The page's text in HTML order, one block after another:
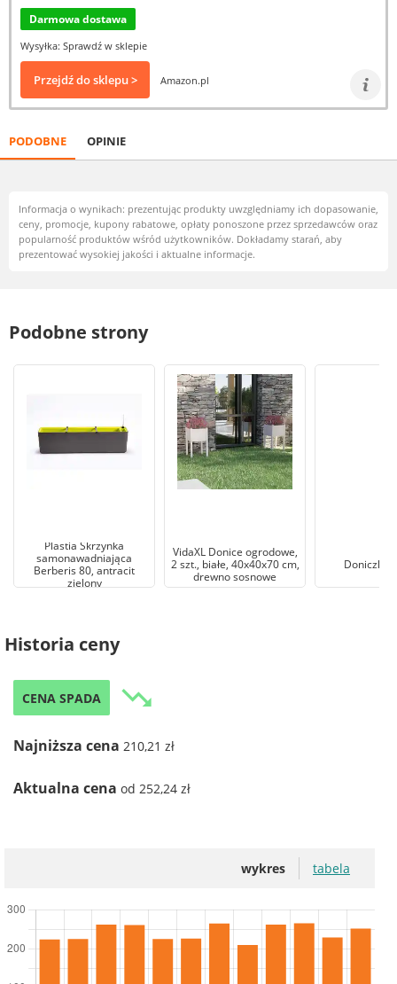
Darmowa dostawa
Wysyłka: Sprawdź w sklepie
Przejdź do sklepu > Amazon.pl
PODOBNE OPINIE
Informacja o wynikach: prezentując produkty uwzględniamy ich dopasowanie,
ceny, promocje, kupony rabatowe, opłaty ponoszone przez sprzedawców oraz
popularność produktów wśród użytkowników. Dokładamy starań, aby
prezentować wysokiej jakości i aktualne informacje.
Podobne strony
Plastia Skrzynka
samonawadniająca
Berberis 80, antracit
zielony
VidaXL Donice ogrodowe,
2 szt., białe, 40x40x70 cm,
drewno sosnowe
Doniczka
Historia ceny
CENA SPADA trending_down
Najniższa cena 210,21 zł
Aktualna cena od 252,24 zł
wykres tabela